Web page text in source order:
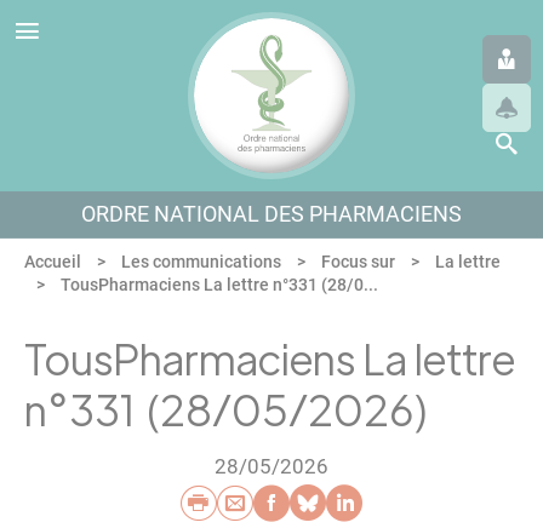
Aller au menu
Aller au contenu
Aller en bas de page
ORDRE NATIONAL DES PHARMACIENS
Accueil Les communications Focus sur
La lettre
TousPharmaciens La lettre n°331 (28/0...
TousPharmaciens La lettre
n°331 (28/05/2026)
28/05/2026
Imprimer
Envoyer par e-mail
Partager sur
Partager sur
Partager sur
Panneau de gestion des cookies